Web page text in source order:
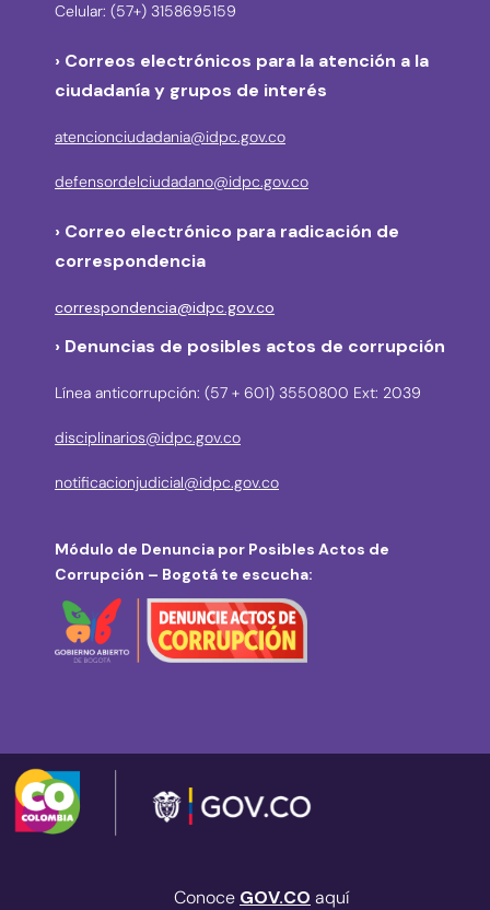
Celular: (57+) 3158695159
› Correos electrónicos para la atención a la
ciudadanía y grupos de interés
atencionciudadania@idpc.gov.co
defensordelciudadano@idpc.gov.co
› Correo electrónico para radicación de
correspondencia
correspondencia@idpc.gov.co
› Denuncias de posibles actos de corrupción
Línea anticorrupción: (57 + 601) 3550800 Ext: 2039
disciplinarios@idpc.gov.co
notificacionjudicial@idpc.gov.co
Módulo de Denuncia por Posibles Actos de
Corrupción – Bogotá te escucha:
Conoce GOV.CO aquí